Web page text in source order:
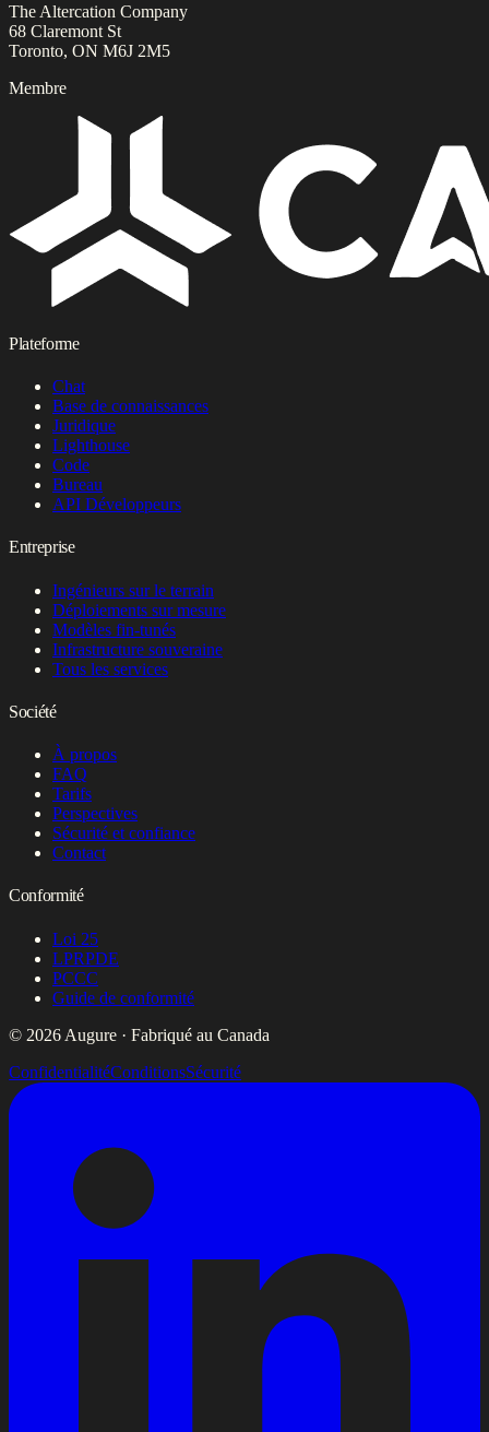
The Altercation Company
68 Claremont St
Toronto, ON M6J 2M5
Membre
Plateforme
Chat
Base de connaissances
Juridique
Lighthouse
Code
Bureau
API Développeurs
Entreprise
Ingénieurs sur le terrain
Déploiements sur mesure
Modèles fin-tunés
Infrastructure souveraine
Tous les services
Société
À propos
FAQ
Tarifs
Perspectives
Sécurité et confiance
Contact
Conformité
Loi 25
LPRPDE
PCCC
Guide de conformité
© 2026 Augure · Fabriqué au Canada
ConfidentialitéConditionsSécurité